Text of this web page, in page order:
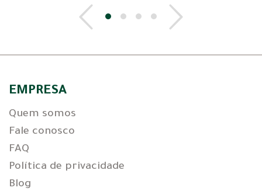
EMPRESA
Quem somos
Fale conosco
FAQ
Política de privacidade
Blog